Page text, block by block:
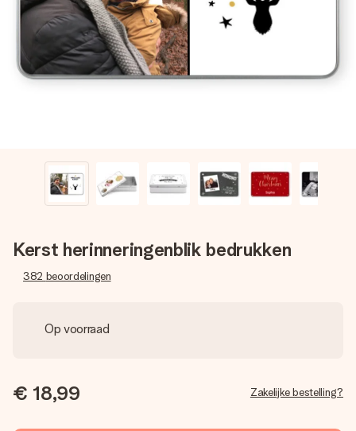
Je maakt in een paar stappen iets unieks – met haar naam,
jullie foto of een boodschap die raakt. Zonder gedoe, maar
met alle aandacht voor het moment.
Kerst herinneringenblik bedrukken
382 beoordelingen
Op voorraad
€ 18,99 Zakelijke bestelling?